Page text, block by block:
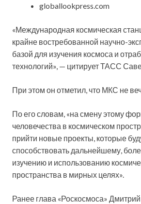
globallookpress.com
«Международная космическая
крайне востребованной научно-
базой для изучения космоса и
технологий», — цитирует ТАСС
При этом он отметил, что МКС не
По его словам, «на смену этому
человечества в космическом
прийти новые проекты, которые
способствовать дальнейшему,
изучению и использованию
пространства в мирных целях».
Ранее глава «Роскосмоса» Дмитрий